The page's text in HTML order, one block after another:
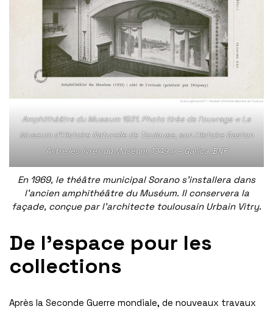
Amphithéâtre du Museum 1931. Photo tirée de l’ouvrage « Le
Museum d’Histoire Naturelle de Toulouse, son Histoire Gaston
Astre les livres du Muséum, 1949 » – Gallica, BNF
En 1969, le théâtre municipal Sorano s’installera dans
l’ancien amphithéâtre du Muséum. Il conservera la
façade, conçue par l’architecte toulousain Urbain Vitry.
De l’espace pour les
collections
Après la Seconde Guerre mondiale, de nouveaux travaux